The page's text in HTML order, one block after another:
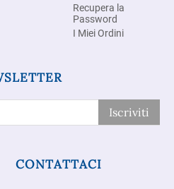
Recupera la
Password
I Miei Ordini
Iscriviti
CONTATTACI